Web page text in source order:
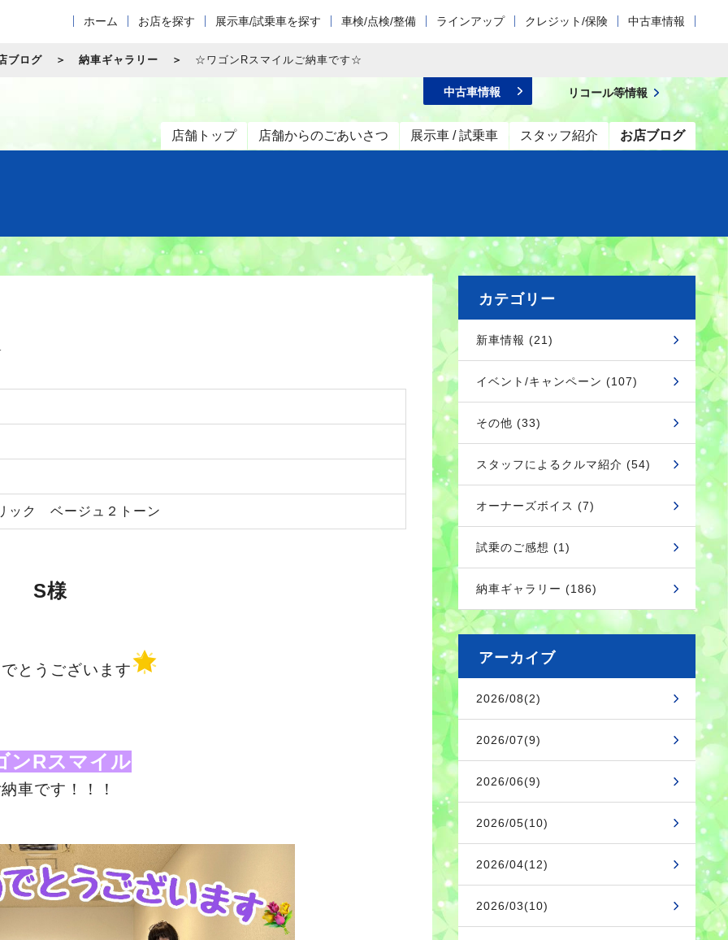
ホーム お店を探す 展示車/試乗車を探す 車検/点検/整備 ラインアップ クレジット/保険 中古車情報
ブログ 納車ギャラリー ☆ワゴンRスマイルご納車です☆
店舗トップ 店舗からのごあいさつ 展示車 / 試乗車 スタッフ紹介 お店ブログ
中古車情報 リコール等情報
ック ベージュ２トーン
S様
とうございます
ンRスマイル
車です！！！
カテゴリー
新車情報 (21)
イベント/キャンペーン (107)
その他 (33)
スタッフによるクルマ紹介 (54)
オーナーズボイス (7)
試乗のご感想 (1)
納車ギャラリー (186)
アーカイブ
2026/08(2)
2026/07(9)
2026/06(9)
2026/05(10)
2026/04(12)
2026/03(10)